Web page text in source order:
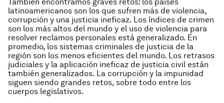
latinoamericanos son los que sufren más de violencia,
corrupción y una justicia ineficaz. Los índices de crimen
son los más altos del mundo y el uso de violencia para
resolver reclamos personales está generalizado. En
promedio, los sistemas criminales de justicia de la
región son los menos eficientes del mundo. Los retrasos
judiciales y la aplicación ineficaz de justicia civil están
también generalizados. La corrupción y la impunidad
siguen siendo grandes retos, sobre todo entre los
cuerpos legislativos.